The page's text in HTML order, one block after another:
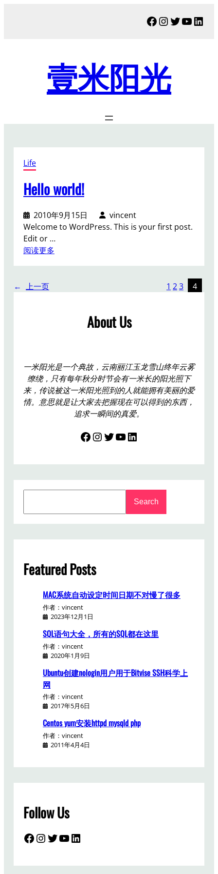
Facebook
Instagram
Twitter
壹米阳光
Life
Hello world!
2010年9月15日
vincent
Welcome to WordPress. This is your first post.
Edit or …
阅读更多
d
!
← 上一页 1 23 4
About Us
一米阳光是一个典故，云南丽江玉龙雪山终年云雾
缭绕，只有每年秋分时节会有一米长的阳光照下
来，传说被这一米阳光照到的人就能拥有美丽的爱
情。意思就是让大家去把握现在可以得到的东西，
追求一瞬间的真爱。
Facebook InstagramTwitter YouTube LinkedIn
c
Search
Featured Posts
MAC系统自动设定时间日期不对慢了很多
作者：vincent
2023年12月1日
SQL语句大全，所有的SQL都在这里
作者：vincent
2020年1月9日
Ubuntu创建nologin用户用于Bitvise SSH科学上
网
作者：vincent
2017年5月6日
Centos yum安装httpd mysqld php
作者：vincent
2011年4月4日
Follow Us
Facebook InstagramTwitter YouTube LinkedIn